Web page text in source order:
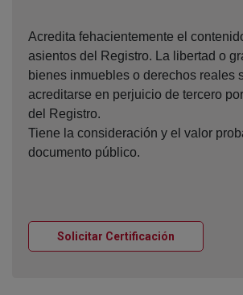
Acredita fehacientemente el
asientos del Registro. La libertad o
bienes inmuebles o derechos reales
acreditarse en perjuicio de tercero
del Registro.
Tiene la consideración y el valor
documento público.
Solicitar Certificación